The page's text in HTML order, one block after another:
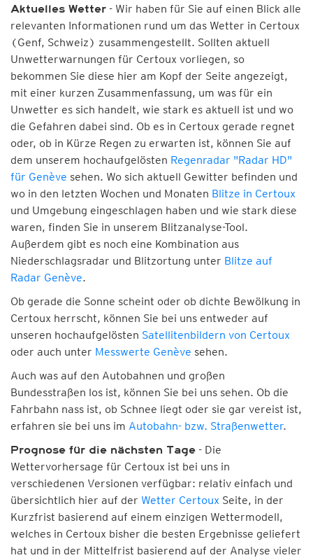
Aktuelles Wetter - Wir haben für Sie auf einen Blick alle
relevanten Informationen rund um das Wetter in Certoux
(Genf, Schweiz) zusammengestellt. Sollten aktuell
Unwetterwarnungen für Certoux vorliegen, so
bekommen Sie diese hier am Kopf der Seite angezeigt,
mit einer kurzen Zusammenfassung, um was für ein
Unwetter es sich handelt, wie stark es aktuell ist und wo
die Gefahren dabei sind. Ob es in Certoux gerade regnet
oder, ob in Kürze Regen zu erwarten ist, können Sie auf
dem unserem hochaufgelösten Regenradar "Radar HD"
für Genève sehen. Wo sich aktuell Gewitter befinden und
wo in den letzten Wochen und Monaten Blitze in Certoux
und Umgebung eingeschlagen haben und wie stark diese
waren, finden Sie in unserem Blitzanalyse-Tool.
Außerdem gibt es noch eine Kombination aus
Niederschlagsradar und Blitzortung unter Blitze auf
Radar Genève.
Ob gerade die Sonne scheint oder ob dichte Bewölkung in
Certoux herrscht, können Sie bei uns entweder auf
unseren hochaufgelösten Satellitenbildern von Certoux
oder auch unter Messwerte Genève sehen.
Auch was auf den Autobahnen und großen
Bundesstraßen los ist, können Sie bei uns sehen. Ob die
Fahrbahn nass ist, ob Schnee liegt oder sie gar vereist ist,
erfahren sie bei uns im Autobahn- bzw. Straßenwetter.
Prognose für die nächsten Tage - Die
Wettervorhersage für Certoux ist bei uns in
verschiedenen Versionen verfügbar: relativ einfach und
übersichtlich hier auf der Wetter Certoux Seite, in der
Kurzfrist basierend auf einem einzigen Wettermodell,
welches in Certoux bisher die besten Ergebnisse geliefert
hat und in der Mittelfrist basierend auf der Analyse vieler